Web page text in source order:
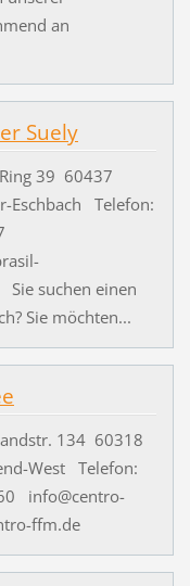
an
Suely
39 60437
Eschbach Telefon:
suchen einen
Sie möchten...
134 60318
West Telefon:
info@centro-
ffm.de